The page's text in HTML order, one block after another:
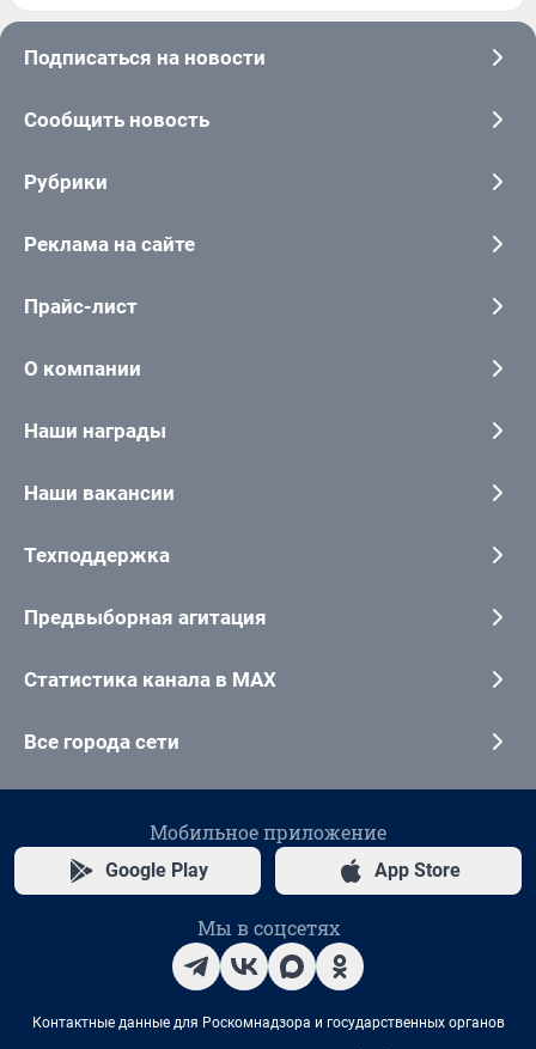
Подписаться на новости
Сообщить новость
Рубрики
Реклама на сайте
Прайс-лист
О компании
Наши награды
Наши вакансии
Техподдержка
Предвыборная агитация
Статистика канала в MAX
Все города сети
Мобильное приложение
Google Play App Store
Мы в соцсетях
Контактные данные для Роскомнадзора и государственных органов